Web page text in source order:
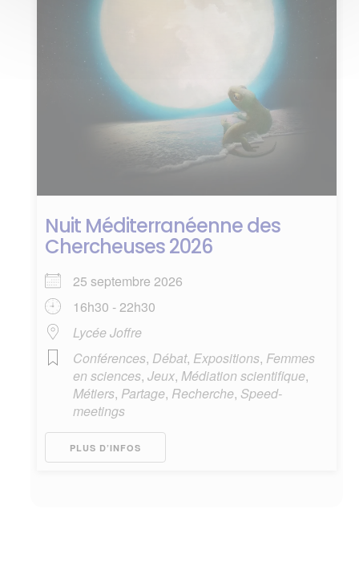
Nuit Méditerranéenne des
Chercheuses 2026
25 septembre 2026
16h30 - 22h30
Lycée Joffre
Conférences, Débat, Expositions, Femmes
en sciences, Jeux, Médiation scientifique,
Métiers, Partage, Recherche, Speed-
meetings
PLUS D’INFOS